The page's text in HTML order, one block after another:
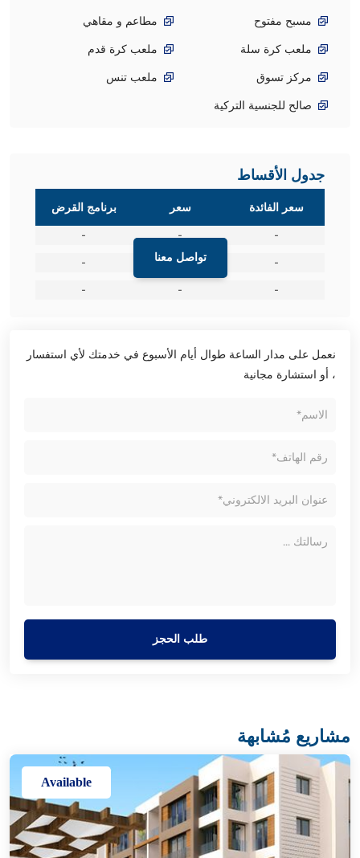
مسبح مفتوح
مطاعم و مقاهي
ملعب كرة سلة
ملعب كرة قدم
مركز تسوق
ملعب تنس
صالح للجنسية التركية
جدول الأقساط
تواصل معنا
سعر الفائدة سعر
برنامج القرض
-
-
-
-
-
-
-
-
-
نعمل على مدار الساعة طوال أيام الأسبوع في خدمتك لأي استفسار
، أو استشارة مجانية
طلب الحجز
مشاريع مُشابهة
Available